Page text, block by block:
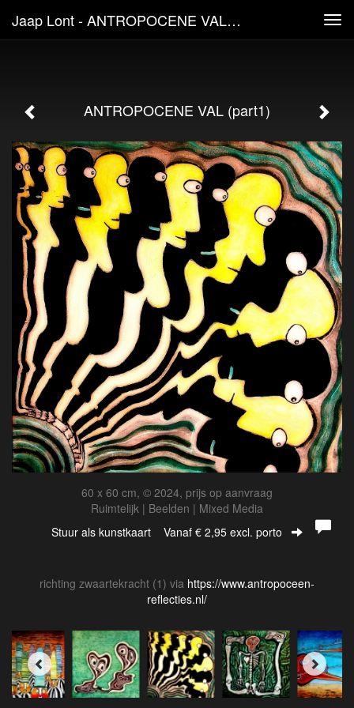
Jaap Lont - ANTROPOCENE VAL (part1)
ANTROPOCENE VAL (part1)
60 x 60 cm, © 2024, prijs op aanvraag
Ruimtelijk | Beelden | Mixed Media
Stuur als kunstkaart Vanaf € 2,95 excl. porto
richting zwaartekracht (1) via https://www.antropoceen-
reflecties.nl/